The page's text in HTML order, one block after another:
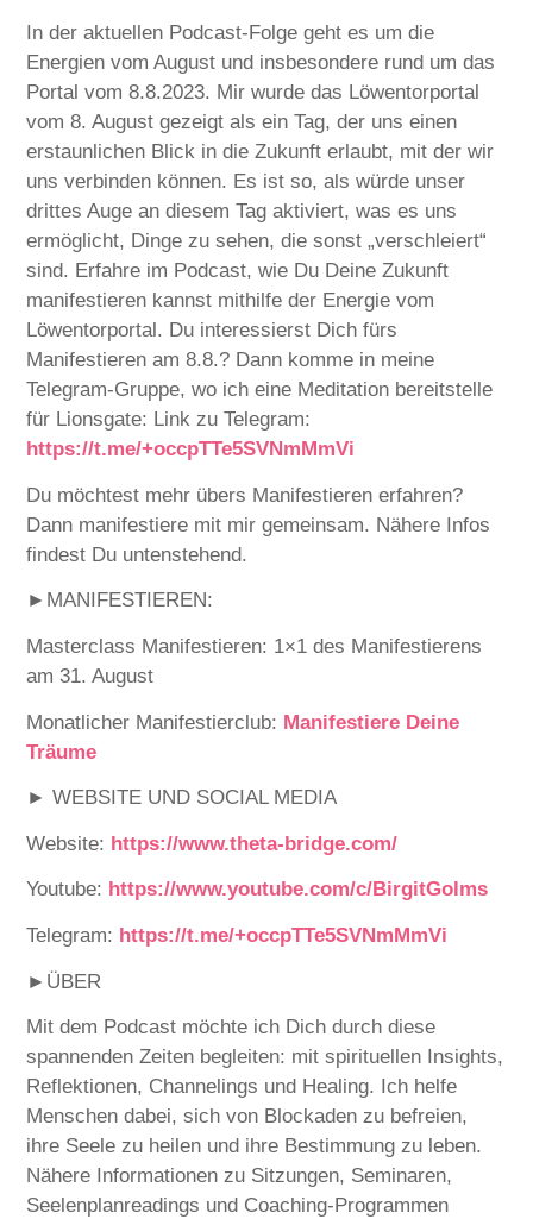
RSS FEED
LINK
EMBED
In der aktuellen Podcast-Folge geht es um die
Energien vom August und insbesondere rund um das
Portal vom 8.8.2023. Mir wurde das Löwentorportal
vom 8. August gezeigt als ein Tag, der uns einen
erstaunlichen Blick in die Zukunft erlaubt, mit der wir
uns verbinden können. Es ist so, als würde unser
drittes Auge an diesem Tag aktiviert, was es uns
ermöglicht, Dinge zu sehen, die sonst „verschleiert“
sind. Erfahre im Podcast, wie Du Deine Zukunft
manifestieren kannst mithilfe der Energie vom
Löwentorportal. Du interessierst Dich fürs
Manifestieren am 8.8.? Dann komme in meine
Telegram-Gruppe, wo ich eine Meditation bereitstelle
für Lionsgate: Link zu Telegram:
https://t.me/+occpTTe5SVNmMmVi
Du möchtest mehr übers Manifestieren erfahren?
Dann manifestiere mit mir gemeinsam. Nähere Infos
findest Du untenstehend.
►MANIFESTIEREN:
Masterclass Manifestieren: 1×1 des Manifestierens
am 31. August
Monatlicher Manifestierclub: Manifestiere Deine
Träume
► WEBSITE UND SOCIAL MEDIA
Website: ⁠⁠⁠⁠⁠⁠⁠⁠⁠⁠https://www.theta-bridge.com/⁠⁠⁠⁠⁠⁠⁠⁠⁠⁠
Youtube: ⁠⁠⁠⁠⁠⁠⁠⁠⁠⁠https://www.youtube.com/c/BirgitGolms⁠⁠⁠⁠⁠⁠⁠⁠⁠⁠
Telegram: ⁠⁠⁠⁠⁠https://t.me/+occpTTe5SVNmMmVi⁠⁠⁠⁠⁠
►ÜBER
Mit dem Podcast möchte ich Dich durch diese
spannenden Zeiten begleiten: mit spirituellen Insights,
Reflektionen, Channelings und Healing. Ich helfe
Menschen dabei, sich von Blockaden zu befreien,
ihre Seele zu heilen und ihre Bestimmung zu leben.
Nähere Informationen zu Sitzungen, Seminaren,
Seelenplanreadings und Coaching-Programmen